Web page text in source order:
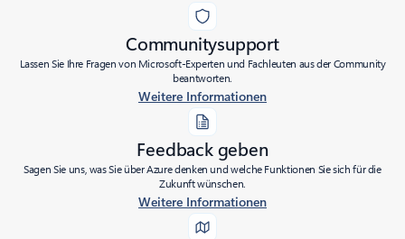
Communitysupport
Lassen Sie Ihre Fragen von Microsoft-Experten und Fachleuten aus der Community
beantworten.
Weitere Informationen
Feedback geben
Sagen Sie uns, was Sie über Azure denken und welche Funktionen Sie sich für die
Zukunft wünschen.
Weitere Informationen